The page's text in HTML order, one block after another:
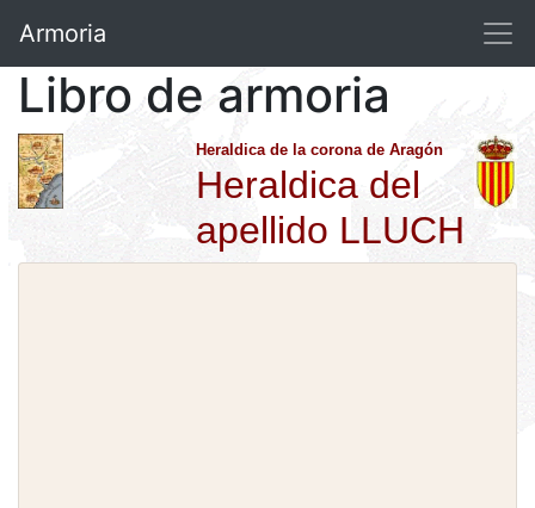
Armoria
Libro de armoria
Heraldica de la corona de Aragón
Heraldica del
apellido LLUCH